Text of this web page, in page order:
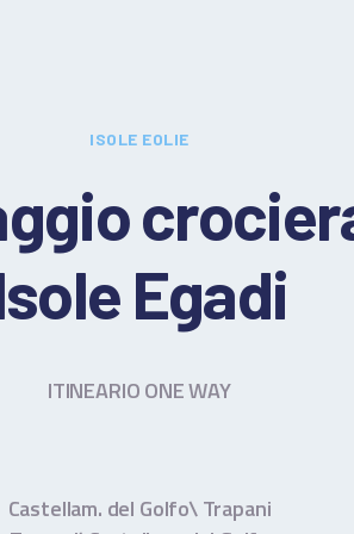
E
ISOLE EOLIE
Egadi
ITINEARIO ONE WAY
Castellam. del Golfo\ Trapani